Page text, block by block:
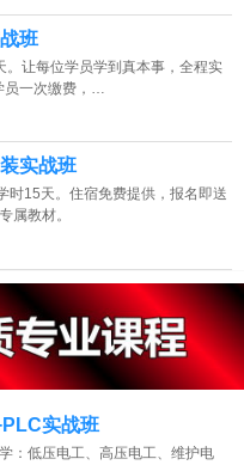
班
。让每位学员学到真本事，全程实
一次缴费，…
实战班
时15天。住宿免费提供，报名即送
属教材。
实战班
：低压电工、高压电工、维护电